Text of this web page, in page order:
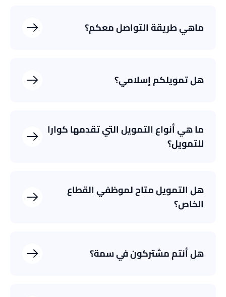
ماهي طريقة التواصل معكم؟
البريد الإلكتروني CustomerCare@QuaraFinance.comهل تمويلكم إسلامي؟
ما هي أنواع التمويل التي تقدمها كوارا
للتمويل؟
تمويل المشتريات الإلكترونية
هل التمويل متاح لموظفي القطاع
الخاص؟
هل أنتم مشتركون في سمة؟